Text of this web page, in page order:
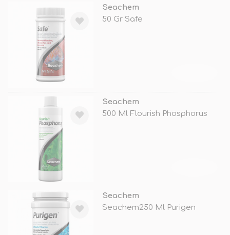
Seachem
50 Gr Safe
Seachem
500 Ml Flourish Phosphorus
Seachem
Seachem250 Ml Purigen